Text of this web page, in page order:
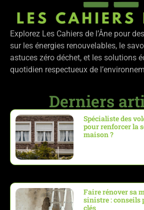
Explorez Les Cahiers de l’Âne pour
sur les énergies renouvelables, le
astuces zéro déchet, et les solutions
quotidien respectueux de
Derniers
Spécialiste des
pour renforcer la
maison ?
Faire rénover sa
sinistre : conseils
clés